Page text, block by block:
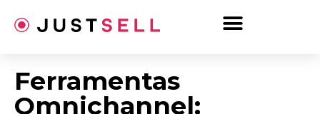
para
Ferramentas
Omnichannel: